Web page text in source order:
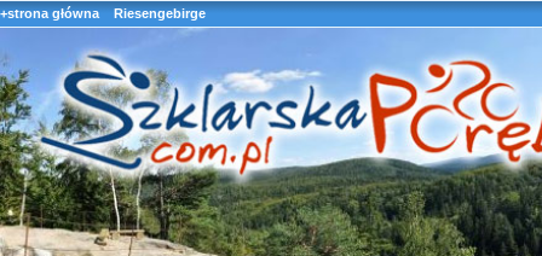
+strona główna Riesengebirge